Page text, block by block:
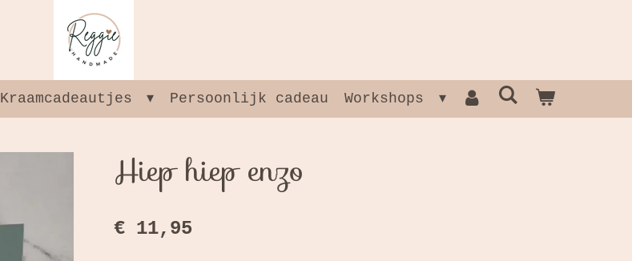
Kraamcadeautjes Persoonlijk cadeau Workshops
Hiep hiep enzo
€ 11,95